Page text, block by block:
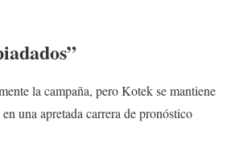
la campaña, pero Kotek se mantiene
una apretada carrera de pronóstico